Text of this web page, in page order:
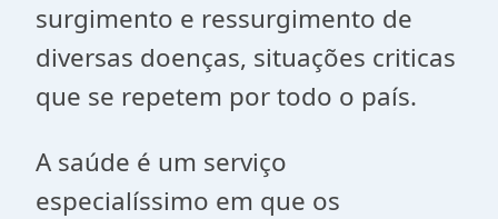
surgimento e ressurgimento de
diversas doenças, situações criticas
que se repetem por todo o país.
A saúde é um serviço
especialíssimo em que os